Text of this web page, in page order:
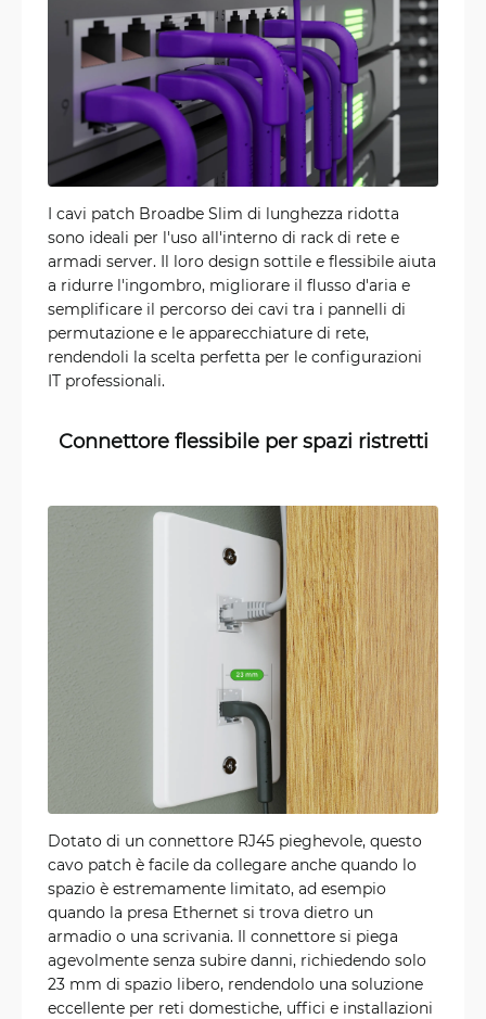
I cavi patch Broadbe Slim di lunghezza ridotta
sono ideali per l'uso all'interno di rack di rete e
armadi server. Il loro design sottile e flessibile aiuta
a ridurre l'ingombro, migliorare il flusso d'aria e
semplificare il percorso dei cavi tra i pannelli di
permutazione e le apparecchiature di rete,
rendendoli la scelta perfetta per le configurazioni
IT professionali.
Connettore flessibile per spazi ristretti
Dotato di un connettore RJ45 pieghevole, questo
cavo patch è facile da collegare anche quando lo
spazio è estremamente limitato, ad esempio
quando la presa Ethernet si trova dietro un
armadio o una scrivania. Il connettore si piega
agevolmente senza subire danni, richiedendo solo
23 mm di spazio libero, rendendolo una soluzione
eccellente per reti domestiche, uffici e installazioni